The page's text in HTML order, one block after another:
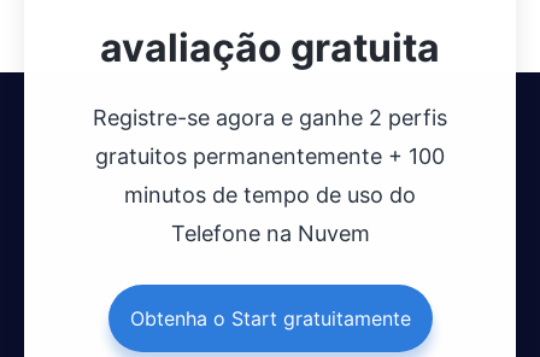
avaliação gratuita
Registre-se agora e ganhe 2 perfis
gratuitos permanentemente + 100
minutos de tempo de uso do
Telefone na Nuvem
Obtenha o Start gratuitamente